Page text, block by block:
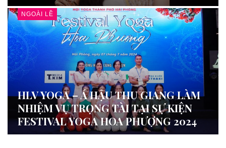
NGOÀI LỀ
HLV YOGA – Á HẬU THU GIANG LÀM
NHIỆM VỤ TRỌNG TÀI TẠI SỰ KIỆN
FESTIVAL YOGA HOA PHƯỢNG 2024